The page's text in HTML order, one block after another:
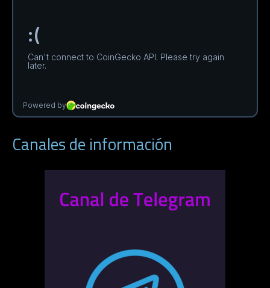
Canales de información